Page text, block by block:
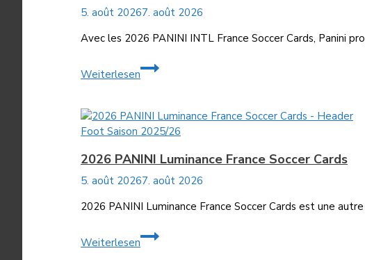
5. août 20267. août 2026
Avec les 2026 PANINI INTL France Soccer Cards, Panini
Weiterlesen
2026
PANINI
France
Soccer
Foot Saison 2025/26
2026 PANINI Luminance France Soccer Cards
5. août 20267. août 2026
2026 PANINI Luminance France Soccer Cards est une
Weiterlesen
2026
PANINI